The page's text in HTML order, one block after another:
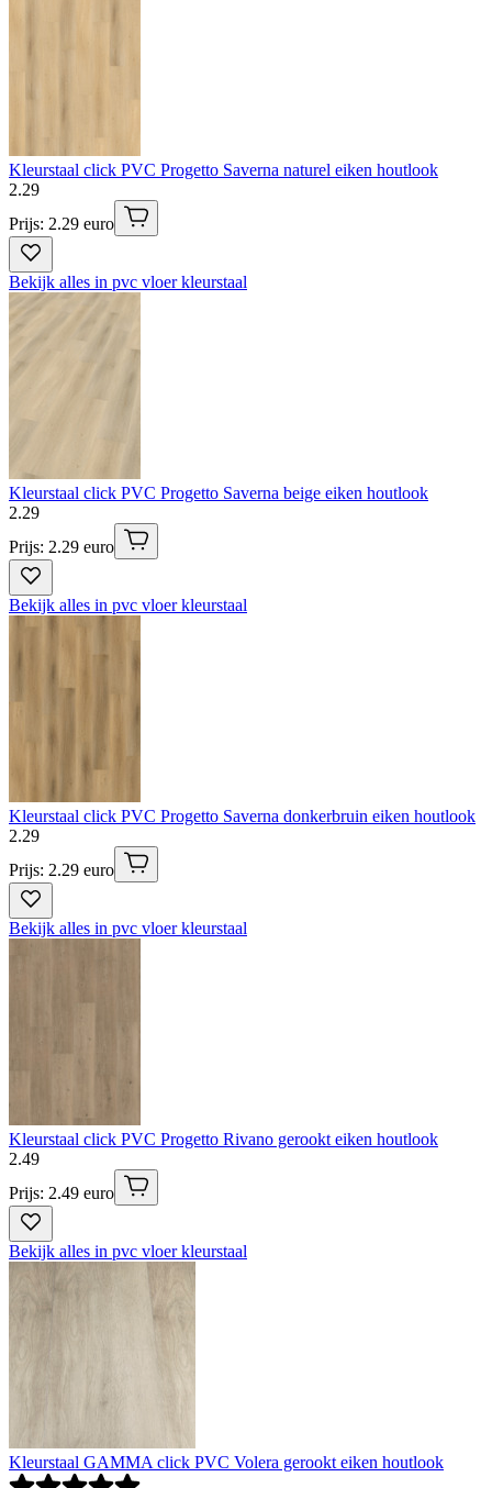
Kleurstaal click PVC Progetto Saverna naturel eiken houtlook
2.29
Prijs: 2.29 euro
Bekijk alles in pvc vloer kleurstaal
Kleurstaal click PVC Progetto Saverna beige eiken houtlook
2.29
Prijs: 2.29 euro
Bekijk alles in pvc vloer kleurstaal
Kleurstaal click PVC Progetto Saverna donkerbruin eiken houtlook
2.29
Prijs: 2.29 euro
Bekijk alles in pvc vloer kleurstaal
Kleurstaal click PVC Progetto Rivano gerookt eiken houtlook
2.49
Prijs: 2.49 euro
Bekijk alles in pvc vloer kleurstaal
Kleurstaal GAMMA click PVC Volera gerookt eiken houtlook